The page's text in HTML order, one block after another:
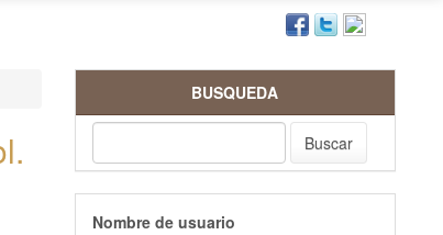
BUSQUEDA
Buscar
Nombre de usuario